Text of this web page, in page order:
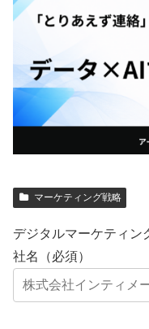
マーケティング戦略
デジタルマーケティン
社名（必須）